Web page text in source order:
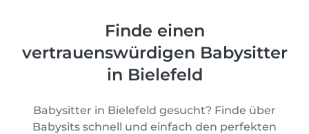
Finde einen
vertrauenswürdigen Babysitter
in Bielefeld
Babysitter in Bielefeld gesucht? Finde über
Babysits schnell und einfach den perfekten